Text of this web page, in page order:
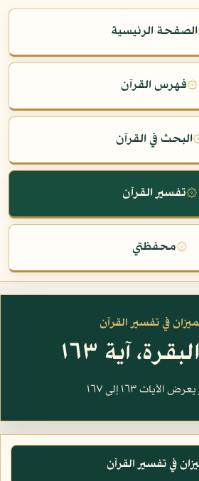
الصفحة الرئيسية
۞فهرس القرآن
البحث في القرآن
۞تفسير القرآن
۞محفظتي
في تفسير القرآن
آية ١٦٣
الآيات ١٦٣ إلى ١٦٧
في تفسير القرآن